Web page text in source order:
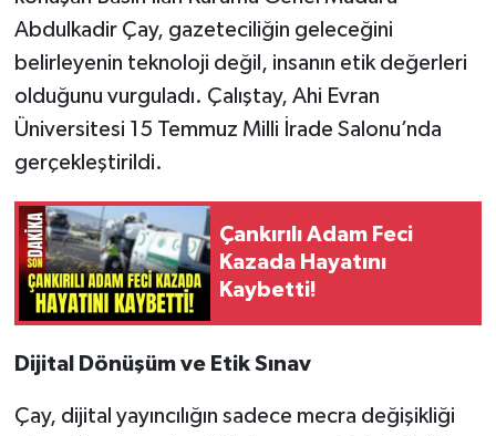
Abdulkadir Çay, gazeteciliğin geleceğini
belirleyenin teknoloji değil, insanın etik değerleri
olduğunu vurguladı. Çalıştay, Ahi Evran
Üniversitesi 15 Temmuz Milli İrade Salonu’nda
gerçekleştirildi.
Çankırılı Adam Feci
Kazada Hayatını
Kaybetti!
Dijital Dönüşüm ve Etik Sınav
Çay, dijital yayıncılığın sadece mecra değişikliği